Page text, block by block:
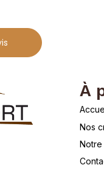
À
Nos
Notre